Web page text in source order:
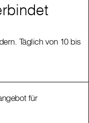
Täglich von 10 bis
Täglich von 10 bis
für